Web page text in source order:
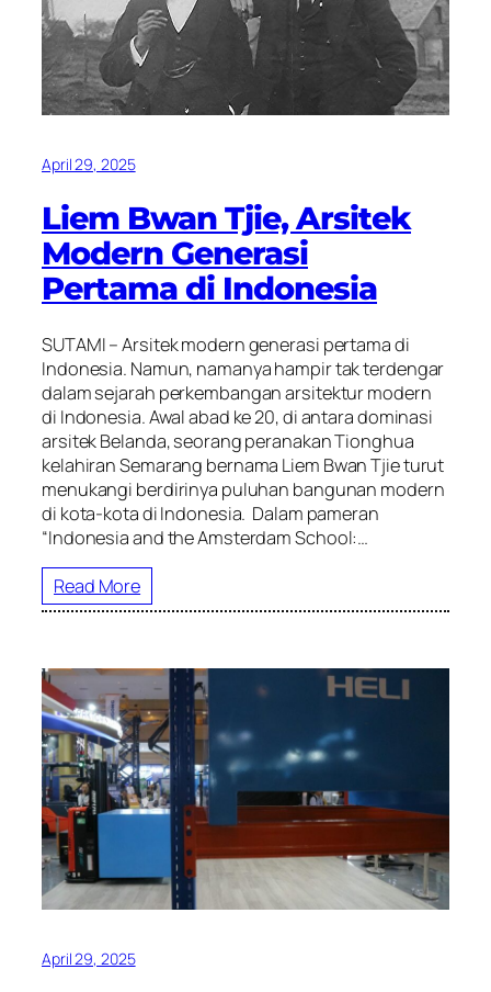
April 29, 2025
Liem Bwan Tjie, Arsitek
Modern Generasi
Pertama di Indonesia
SUTAMI – Arsitek modern generasi pertama di
Indonesia. Namun, namanya hampir tak terdengar
dalam sejarah perkembangan arsitektur modern
di Indonesia. Awal abad ke 20, di antara dominasi
arsitek Belanda, seorang peranakan Tionghua
kelahiran Semarang bernama Liem Bwan Tjie turut
menukangi berdirinya puluhan bangunan modern
di kota-kota di Indonesia. Dalam pameran
“Indonesia and the Amsterdam School:…
Read More
April 29, 2025